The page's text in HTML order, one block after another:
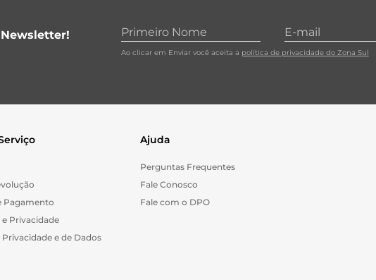
Ao clicar em Enviar você aceita a política de privacidade do Zona Sul
Pagamento
e Privacidade
e de Dados
Ajuda
Perguntas Frequentes
Fale Conosco
Fale com o DPO